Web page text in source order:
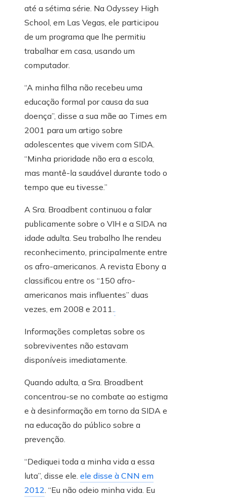
até a sétima série. Na Odyssey High
School, em Las Vegas, ele participou
de um programa que lhe permitiu
trabalhar em casa, usando um
computador.
“A minha filha não recebeu uma
educação formal por causa da sua
doença”, disse a sua mãe ao Times em
2001 para um artigo sobre
adolescentes que vivem com SIDA.
“Minha prioridade não era a escola,
mas mantê-la saudável durante todo o
tempo que eu tivesse.”
A Sra. Broadbent continuou a falar
publicamente sobre o VIH e a SIDA na
idade adulta. Seu trabalho lhe rendeu
reconhecimento, principalmente entre
os afro-americanos. A revista Ebony a
classificou entre os “150 afro-
americanos mais influentes” duas
vezes, em 2008 e 2011..
Informações completas sobre os
sobreviventes não estavam
disponíveis imediatamente.
Quando adulta, a Sra. Broadbent
concentrou-se no combate ao estigma
e à desinformação em torno da SIDA e
na educação do público sobre a
prevenção.
“Dediquei toda a minha vida a essa
luta”, disse ele. ele disse à CNN em
2012. “Eu não odeio minha vida. Eu